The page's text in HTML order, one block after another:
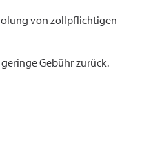
von zollpflichtigen
Gebühr zurück.